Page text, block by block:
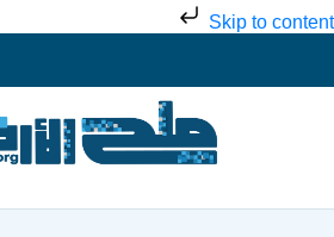
Skip to content